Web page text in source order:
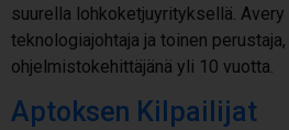
suurella lohkoketjuyrityksellä. Avery
teknologiajohtaja ja toinen
ohjelmistokehittäjänä yli 10 vuotta.
Aptoksen Kilpailijat